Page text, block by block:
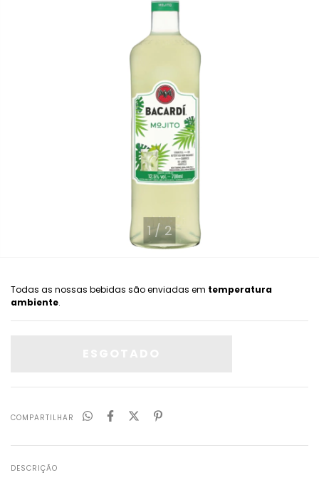
1/2
Todas as nossas bebidas são enviadas em temperatura
ambiente.
COMPARTILHAR
DESCRIÇÃO